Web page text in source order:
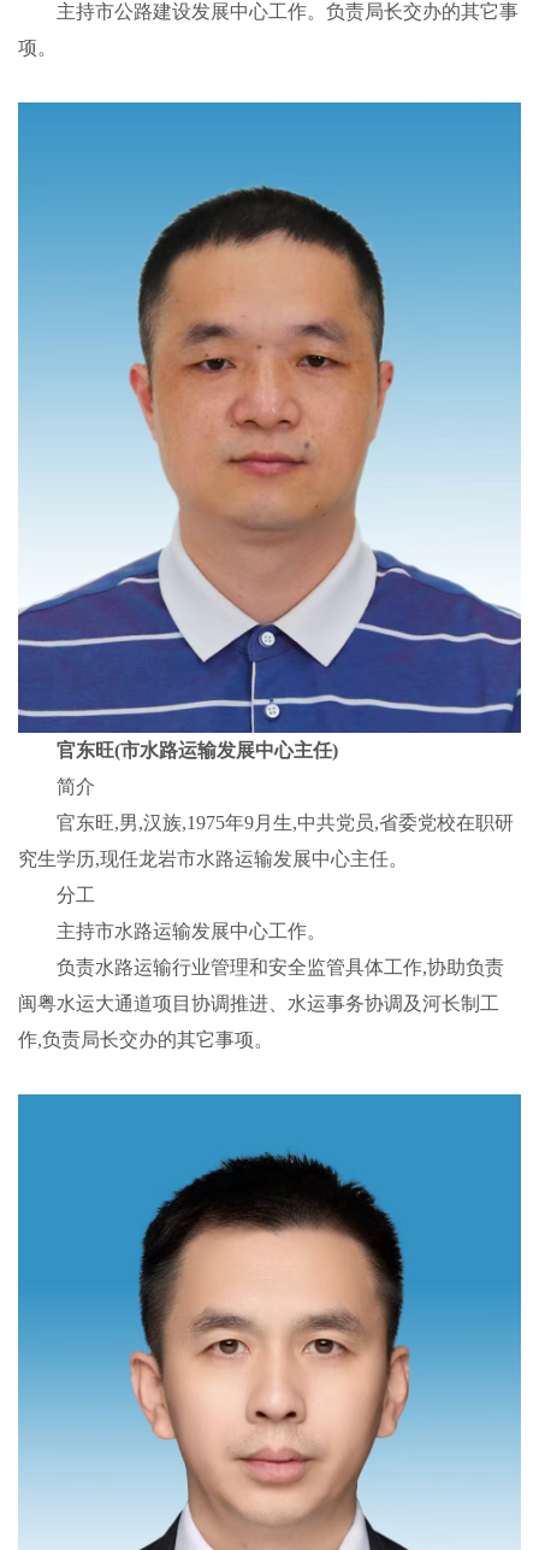
主持市公路建设发展中心工作。负责局长交办的其它事
项。
官东旺(市水路运输发展中心主任)
简介
官东旺,男,汉族,1975年9月生,中共党员,省委党校在职研
究生学历,现任龙岩市水路运输发展中心主任。
分工
主持市水路运输发展中心工作。
负责水路运输行业管理和安全监管具体工作,协助负责
闽粤水运大通道项目协调推进、水运事务协调及河长制工
作,负责局长交办的其它事项。